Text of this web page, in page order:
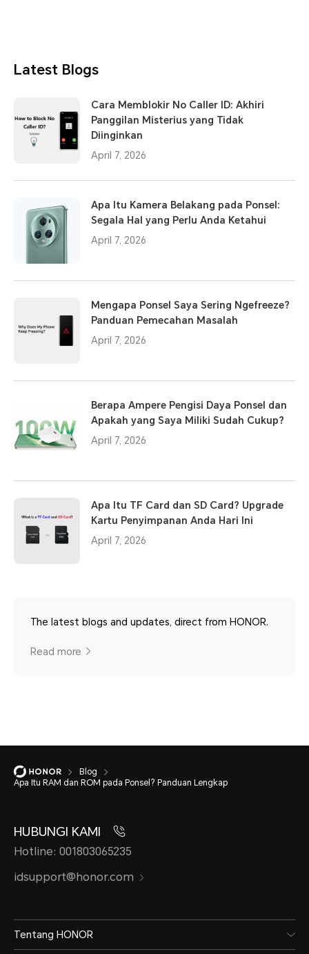
Latest Blogs
Cara Memblokir No Caller ID: Akhiri
Panggilan Misterius yang Tidak
Diinginkan
April 7, 2026
Apa Itu Kamera Belakang pada Ponsel:
Segala Hal yang Perlu Anda Ketahui
April 7, 2026
Mengapa Ponsel Saya Sering Ngefreeze?
Panduan Pemecahan Masalah
April 7, 2026
Berapa Ampere Pengisi Daya Ponsel dan
Apakah yang Saya Miliki Sudah Cukup?
April 7, 2026
Apa Itu TF Card dan SD Card? Upgrade
Kartu Penyimpanan Anda Hari Ini
April 7, 2026
The latest blogs and updates, direct from HONOR.
Read more
Blog
Apa Itu RAM dan ROM pada Ponsel? Panduan Lengkap
HUBUNGI KAMI
Hotline: 001803065235
idsupport@honor.com
Tentang HONOR